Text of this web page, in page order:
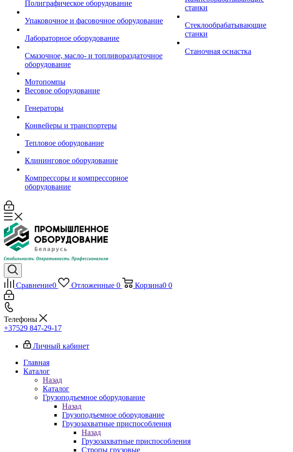
Полиграфическое оборудование
Упаковочное и фасовочное оборудование
Лабораторное оборудование
Смазочное, масло- и топливораздаточное
оборудование
Мотопомпы
Весовое оборудование
Генераторы
Конвейеры и транспортеры
Тепловое оборудование
Клининговое оборудование
Компрессоры и компрессорное
оборудование
станки
Стеклообрабатывающие
станки
Станочная оснастка
Сравнение0 Отложенные 0 Корзина0 0
Телефоны
+37529 847-29-17‬
Личный кабинет
Главная
Каталог
Назад
Каталог
Грузоподъемное оборудование
Назад
Грузоподъемное оборудование
Грузозахватные приспособления
Назад
Грузозахватные приспособления
Стропы грузовые